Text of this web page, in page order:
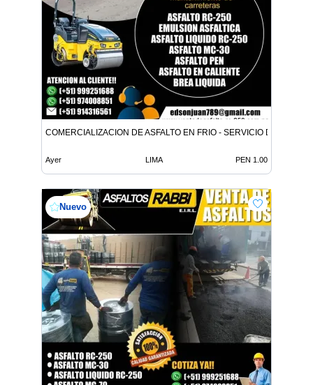
COMERCIALIZACION DE ASFALTO EN FRIO - SERVICIO DE
Ayer LIMA PEN 1.00
Nuevo